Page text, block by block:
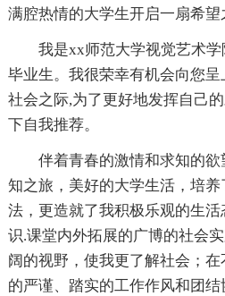
满腔热情的大学生开启一扇希望
我是xx师范大学视觉艺术
毕业生。我很荣幸有机会向您
社会之际,为了更好地发挥自己
下自我推荐。
伴着青春的激情和求知的
知之旅，美好的大学生活，培
法，更造就了我积极乐观的生
识.课堂内外拓展的广博的社会
阔的视野，使我更了解社会；
的严谨、踏实的工作作风和团